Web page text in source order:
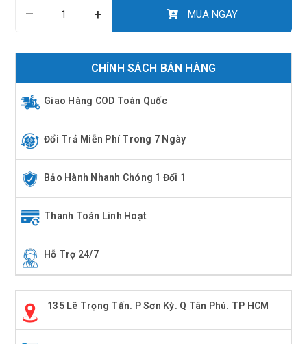
– + MUA NGAY
CHÍNH SÁCH BÁN HÀNG
Giao Hàng COD Toàn Quốc
Đổi Trả Miễn Phí Trong 7 Ngày
Bảo Hành Nhanh Chóng 1 Đổi 1
Thanh Toán Linh Hoạt
Hỗ Trợ 24/7
135 Lê Trọng Tấn. P Sơn Kỳ. Q Tân Phú. TP HCM